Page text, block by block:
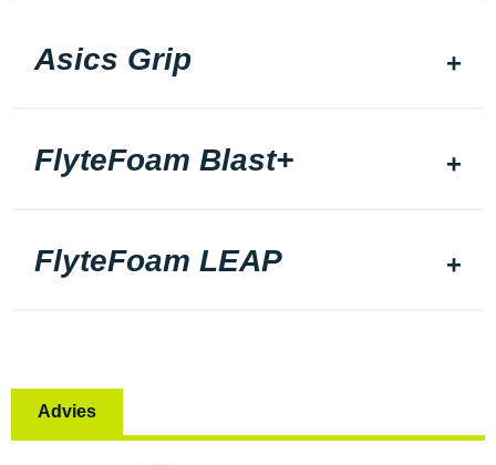
Asics Grip
FlyteFoam Blast+
FlyteFoam LEAP
Advies